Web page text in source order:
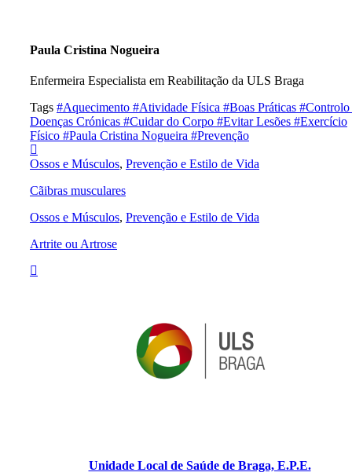
Paula Cristina Nogueira
Enfermeira Especialista em Reabilitação da ULS Braga
Tags #Aquecimento #Atividade Física #Boas Práticas #Controlo
Doenças Crónicas #Cuidar do Corpo #Evitar Lesões #Exercício
Físico #Paula Cristina Nogueira #Prevenção
Ossos e Músculos, Prevenção e Estilo de Vida
Cãibras musculares
Ossos e Músculos, Prevenção e Estilo de Vida
Artrite ou Artrose
Unidade Local de Saúde de Braga, E.P.E.